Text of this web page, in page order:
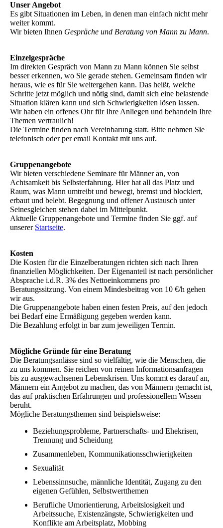
Unser Angebot
Es gibt Situationen im Leben, in denen man einfach nicht mehr
weiter kommt.
Wir bieten Ihnen Gespräche und Beratung von Mann zu Mann.
Einzelgespräche
Im direkten Gespräch von Mann zu Mann können Sie selbst
besser erkennen, wo Sie gerade stehen. Gemeinsam finden wir
heraus, wie es für Sie weitergehen kann. Das heißt, welche
Schritte jetzt möglich und nötig sind, damit sich eine belastende
Situation klären kann und sich Schwierigkeiten lösen lassen.
Wir haben ein offenes Ohr für Ihre Anliegen und behandeln Ihre
Themen vertraulich!
Die Termine finden nach Vereinbarung statt. Bitte nehmen Sie
telefonisch oder per email Kontakt mit uns auf.
Gruppenangebote
Wir bieten verschiedene Seminare für Männer an, von
Achtsamkeit bis Selbsterfahrung. Hier hat all das Platz und
Raum, was Mann umtreibt und bewegt, bremst und blockiert,
erbaut und belebt. Begegnung und offener Austausch unter
Seinesgleichen stehen dabei im Mittelpunkt.
Aktuelle Gruppenangebote und Termine finden Sie ggf. auf
unserer Startseite.
Kosten
Die Kosten für die Einzelberatungen richten sich nach Ihren
finanziellen Möglichkeiten. Der Eigenanteil ist nach persönlicher
Absprache i.d.R. 3% des Nettoeinkommens pro
Beratungssitzung. Von einem Mindesbeitrag von 10 €/h gehen
wir aus.
Die Gruppenangebote haben einen festen Preis, auf den jedoch
bei Bedarf eine Ermäßigung gegeben werden kann.
Die Bezahlung erfolgt in bar zum jeweiligen Termin.
Mögliche Gründe für eine Beratung
Die Beratungsanlässe sind so vielfältig, wie die Menschen, die
zu uns kommen. Sie reichen von reinen Informationsanfragen
bis zu ausgewachsenen Lebenskrisen. Uns kommt es darauf an,
Männern ein Angebot zu machen, das von Männern gemacht ist,
das auf praktischen Erfahrungen und professionellem Wissen
beruht.
Mögliche Beratungsthemen sind beispielsweise:
Beziehungsprobleme, Partnerschafts- und Ehekrisen,
Trennung und Scheidung
Zusammenleben, Kommunikationsschwierigkeiten
Sexualität
Lebenssinnsuche, männliche Identität, Zugang zu den
eigenen Gefühlen, Selbstwertthemen
Berufliche Umorientierung, Arbeitslosigkeit und
Arbeitssuche, Existenzängste, Schwierigkeiten und
Konflikte am Arbeitsplatz, Mobbing